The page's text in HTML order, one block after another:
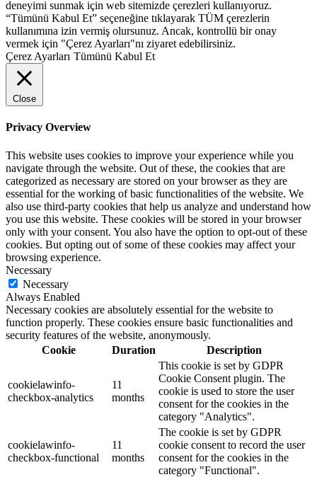
deneyimi sunmak için web sitemizde çerezleri kullanıyoruz.
“Tümünü Kabul Et” seçeneğine tıklayarak TÜM çerezlerin
kullanımına izin vermiş olursunuz. Ancak, kontrollü bir onay
vermek için "Çerez Ayarları"nı ziyaret edebilirsiniz.
Çerez Ayarları Tümünü Kabul Et
Close
Privacy Overview
This website uses cookies to improve your experience while you
navigate through the website. Out of these, the cookies that are
categorized as necessary are stored on your browser as they are
essential for the working of basic functionalities of the website. We
also use third-party cookies that help us analyze and understand how
you use this website. These cookies will be stored in your browser
only with your consent. You also have the option to opt-out of these
cookies. But opting out of some of these cookies may affect your
browsing experience.
Necessary
Necessary
Always Enabled
Necessary cookies are absolutely essential for the website to
function properly. These cookies ensure basic functionalities and
security features of the website, anonymously.
Cookie
Duration Description
cookielawinfo-
checkbox-analytics
11
months
This cookie is set by GDPR
Cookie Consent plugin. The
cookie is used to store the user
consent for the cookies in the
category "Analytics".
cookielawinfo-
checkbox-functional
11
months
The cookie is set by GDPR
cookie consent to record the user
consent for the cookies in the
category "Functional".